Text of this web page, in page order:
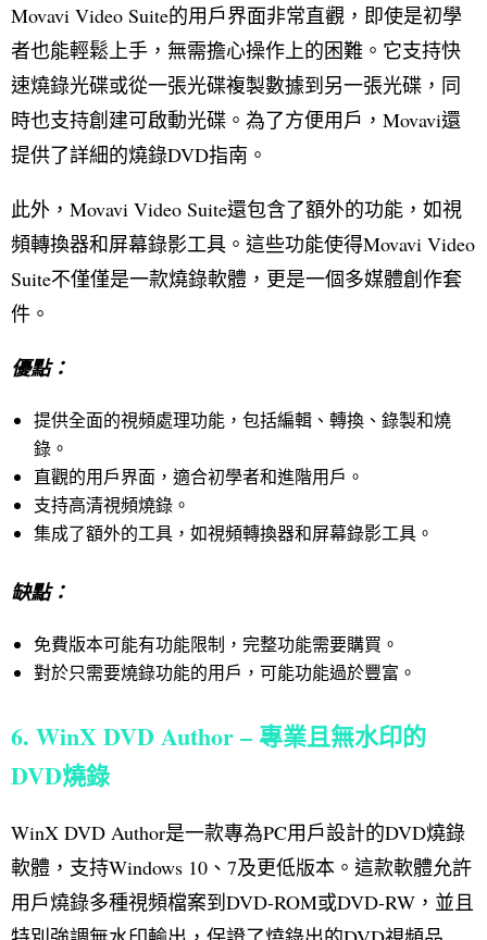
Movavi Video Suite的用戶界面非常直觀，即使是初學
者也能輕鬆上手，無需擔心操作上的困難。它支持快
速燒錄光碟或從一張光碟複製數據到另一張光碟，同
時也支持創建可啟動光碟。為了方便用戶，Movavi還
提供了詳細的燒錄DVD指南。
此外，Movavi Video Suite還包含了額外的功能，如視
頻轉換器和屏幕錄影工具。這些功能使得Movavi Video
Suite不僅僅是一款燒錄軟體，更是一個多媒體創作套
件。
優點：
提供全面的視頻處理功能，包括編輯、轉換、錄製和燒
錄。
直觀的用戶界面，適合初學者和進階用戶。
支持高清視頻燒錄。
集成了額外的工具，如視頻轉換器和屏幕錄影工具。
缺點：
免費版本可能有功能限制，完整功能需要購買。
對於只需要燒錄功能的用戶，可能功能過於豐富。
6. WinX DVD Author – 專業且無水印的
DVD燒錄
WinX DVD Author是一款專為PC用戶設計的DVD燒錄
軟體，支持Windows 10、7及更低版本。這款軟體允許
用戶燒錄多種視頻檔案到DVD-ROM或DVD-RW，並且